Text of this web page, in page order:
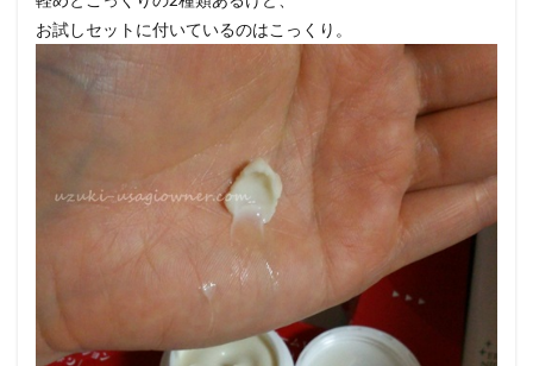
お試しセットに付いているのはこっくり。